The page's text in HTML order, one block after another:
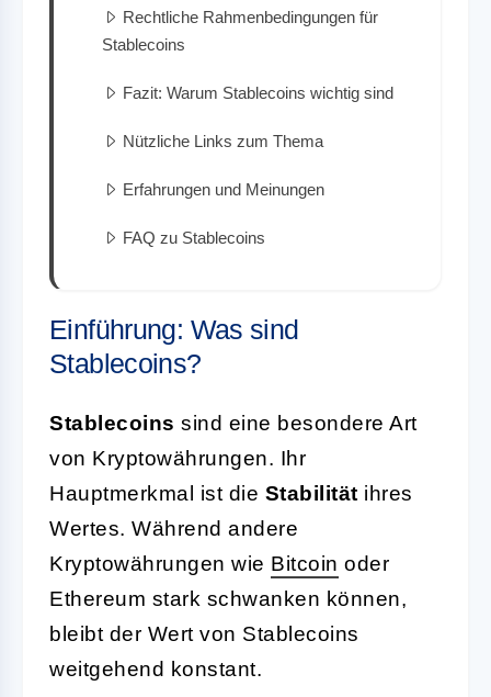
Rechtliche Rahmenbedingungen für
Stablecoins
Fazit: Warum Stablecoins wichtig sind
Nützliche Links zum Thema
Erfahrungen und Meinungen
FAQ zu Stablecoins
Einführung: Was sind
Stablecoins?
Stablecoins sind eine besondere Art
von Kryptowährungen. Ihr
Hauptmerkmal ist die Stabilität ihres
Wertes. Während andere
Kryptowährungen wie Bitcoin oder
Ethereum stark schwanken können,
bleibt der Wert von Stablecoins
weitgehend konstant.